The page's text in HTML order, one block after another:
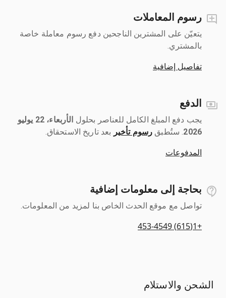
رسوم المعاملات
يتعيّن على المشترين الناجحين دفع رسوم معاملة خاصة
بالمشتري.
تفاصيل إضافية
الدفع
يجب دفع المبلغ الكامل للعناصر بحلول ‎
الأربعاء، 22 يوليو
2026
رسوم تأخير بعد تاريخ الاستحقاق.
المدفوعات
بحاجة إلى معلومات إضافية
تواصل مع موقع الحدث الخاص بنا لمزيد من المعلومات.
+1(615) 453-4549
الشحن والاستلام